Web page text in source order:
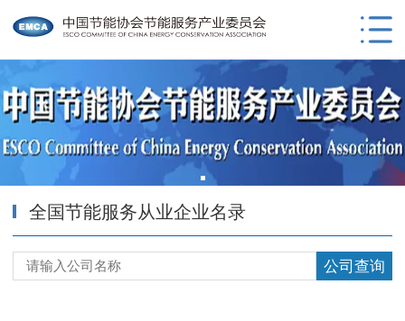
全国节能服务从业企业名录
公司查询